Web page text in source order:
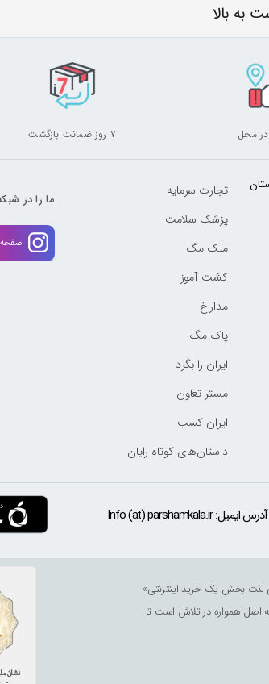
به بالا
محل ۷ روز ضمانت بازگشت
تجارت سرمایه
پزشک سلامت
ملک مگ
کشت آموز
مدارخ
پاک مگ
ایران را بگرد
مستر تعاون
ایران کسب
داستان‌های کوتاه رایان
ما را در
صفحه
آدرس ایمیل:Info (at) parshamkala.ir
لذت ‌بخش یک خرید اینترنتی» را تداعی می‌کند. «ارسال
همواره در تلاش است تا حوزه‌های تازه‌ای را در فروش کالا و